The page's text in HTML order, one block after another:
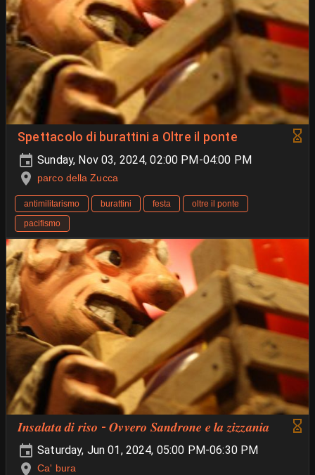
Spettacolo di burattini a Oltre il ponte
Sunday, Nov 03, 2024, 02:00 PM-04:00 PM
parco della Zucca
antimilitarismo burattini festa
oltre il ponte
pacifismo
𝑰𝒏𝒔𝒂𝒍𝒂𝒕𝒂 𝒅𝒊 𝒓𝒊𝒔𝒐 - 𝑶𝒗𝒗𝒆𝒓𝒐 𝑺𝒂𝒏𝒅𝒓𝒐𝒏𝒆 𝒆 𝒍𝒂 𝒛𝒊𝒛𝒛𝒂𝒏𝒊𝒂
Saturday, Jun 01, 2024, 05:00 PM-06:30 PM
Ca' bura